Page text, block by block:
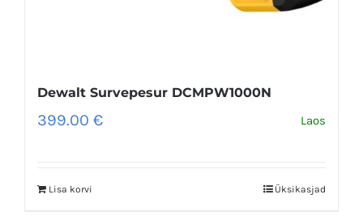
Dewalt Survepesur DCMPW1000N
399.00 € Laos
Lisa korvi Üksikasjad